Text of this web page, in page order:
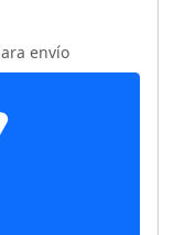
envío